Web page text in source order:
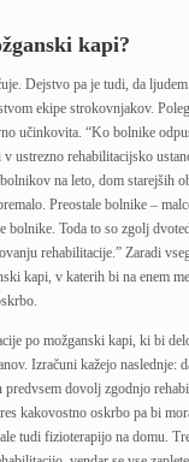
kapi?
Dejstvo pa je tudi, da
ekipe strokovnjakov.
učinkovita. “Ko bolnike
ustrezno rehabilitacijsko
na leto, dom starejših
Preostale bolnike –
bolnike. Toda to so zgolj
rehabilitacije.” Zaradi
kapi, v katerih bi na enem
po možganski kapi, ki bi
Izračuni kažejo naslednje:
dovolj zgodnjo
kakovostno oskrbo pa bi
tudi fizioterapijo na domu.